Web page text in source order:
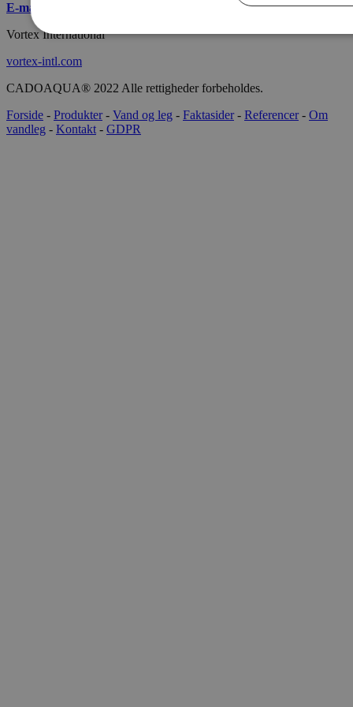
E-mail
Vortex International
vortex-intl.com
CADOAQUA® 2022 Alle rettigheder forbeholdes.
Forside - Produkter- Vand og leg - Faktasider- Referencer- Om
vandleg - Kontakt - GDPR